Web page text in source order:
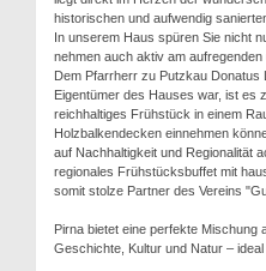
historischen und aufwendig
In unserem Haus spüren Sie nicht
nehmen auch aktiv am aufregenden
Dem Pfarrherr zu Putzkau
Eigentümer des Hauses war, ist es
reichhaltiges Frühstück in einem
Holzbalkendecken einnehmen
auf Nachhaltigkeit und Regionalität
regionales Frühstücksbuffet mit
somit stolze Partner des Vereins
Pirna bietet eine perfekte Mischung
Geschichte, Kultur und Natur –